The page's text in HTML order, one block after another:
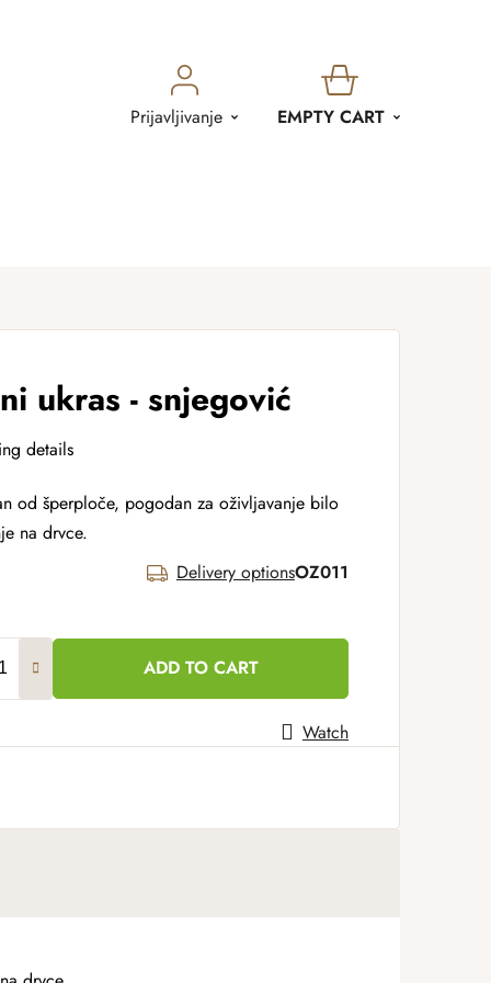
Prijavljivanje
SHOPPING
EMPTY CART
ukras - snjegović
details
od šperploče, pogodan za oživljavanje bilo
na drvce.
Delivery optionsOZ011
ADD TO CART
Watch